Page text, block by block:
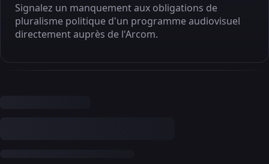
Signalez un manquement aux obligations de
pluralisme politique d'un programme audiovisuel
directement auprès de l'Arcom.